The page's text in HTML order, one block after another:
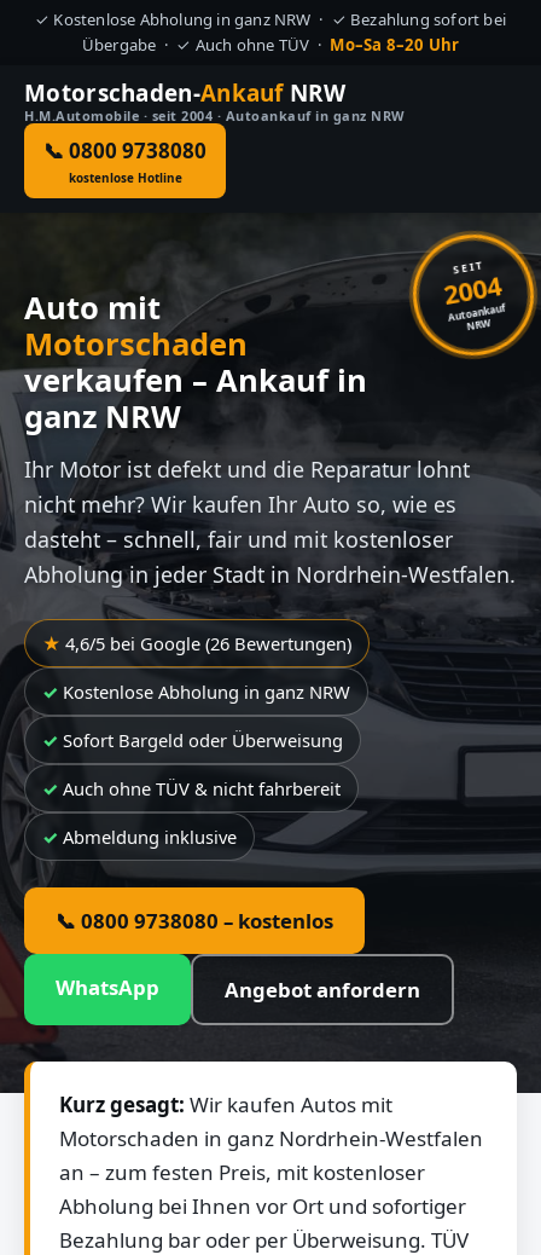
✓ Kostenlose Abholung in ganz NRW · ✓ Bezahlung sofort bei
Übergabe · ✓ Auch ohne TÜV · Mo–Sa 8–20 Uhr
Motorschaden-AnkaufNRW
H.M.Automobile · seit 2004 · Autoankauf in ganz NRW
📞 0800 9738080
kostenlose Hotline
SEIT
2004
Autoankauf
NRW
Auto mit
Motorschaden
verkaufen – Ankauf in
ganz NRW
Ihr Motor ist defekt und die Reparatur lohnt
nicht mehr? Wir kaufen Ihr Auto so, wie es
dasteht – schnell, fair und mit kostenloser
Abholung in jeder Stadt in Nordrhein-Westfalen.
4,6/5 bei Google (26 Bewertungen)
Kostenlose Abholung in ganz NRW
Sofort Bargeld oder Überweisung
Auch ohne TÜV & nicht fahrbereit
Abmeldung inklusive
📞 0800 9738080 – kostenlos
WhatsApp Angebot anfordern
Kurz gesagt: Wir kaufen Autos mit
Motorschaden in ganz Nordrhein-Westfalen
an – zum festen Preis, mit kostenloser
Abholung bei Ihnen vor Ort und sofortiger
Bezahlung bar oder per Überweisung. TÜV